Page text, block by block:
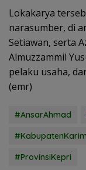
Lokakarya
narasumber, di
Setiawan, serta
Almuzzammil
pelaku usaha,
(emr)
#AnsarAhmad
#ProvinsiKepri